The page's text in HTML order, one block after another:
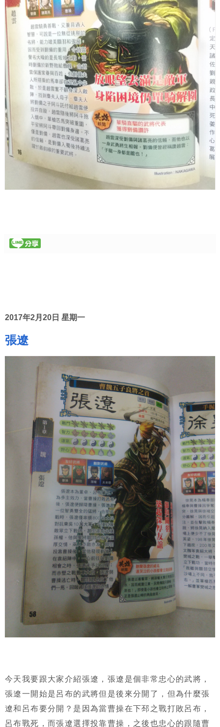
2017年2月20日 星期一
張遼
今天我要跟大家介紹張遼，張遼是個非常忠心的武將，
張遼一開始是呂布的武將但是後來分開了，但為什麼張
遼和呂布要分開？是因為當曹操在下邳之戰打敗呂布，
呂布戰死，而張遼選擇投靠曹操，之後也忠心的跟隨曹